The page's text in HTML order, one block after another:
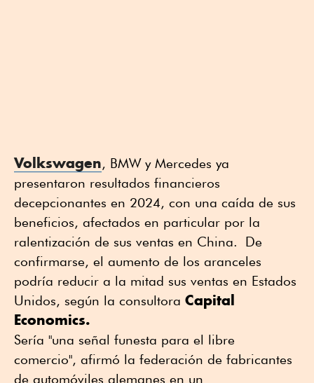
Volkswagen, BMW y Mercedes ya
presentaron resultados financieros
decepcionantes en 2024, con una caída de sus
beneficios, afectados en particular por la
ralentización de sus ventas en China. De
confirmarse, el aumento de los aranceles
podría reducir a la mitad sus ventas en Estados
Unidos, según la consultora Capital
Economics.
Sería "una señal funesta para el libre
comercio", afirmó la federación de fabricantes
de automóviles alemanes en un